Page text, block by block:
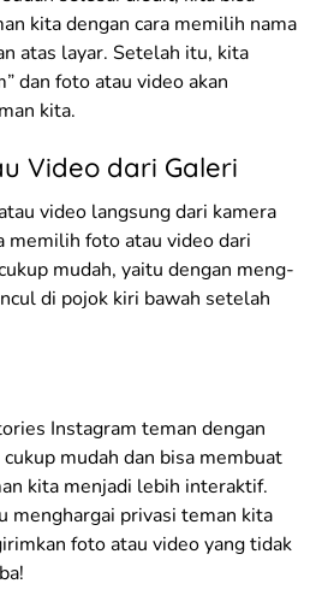
kita dengan cara memilih nama
atas layar. Setelah itu, kita
dan foto atau video akan
kita.
Video dari Galeri
video langsung dari kamera
memilih foto atau video dari
mudah, yaitu dengan meng-
di pojok kiri bawah setelah
Instagram teman dengan
mudah dan bisa membuat
kita menjadi lebih interaktif.
menghargai privasi teman kita
foto atau video yang tidak